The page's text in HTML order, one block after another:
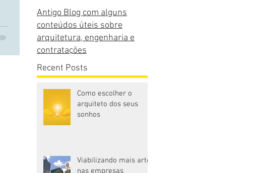
Antigo Blog com alguns
conteúdos úteis sobre
arquitetura, engenharia e
contratações
Recent Posts
Como escolher o
arquiteto dos seus
sonhos
Viabilizando mais arte
nas empresas